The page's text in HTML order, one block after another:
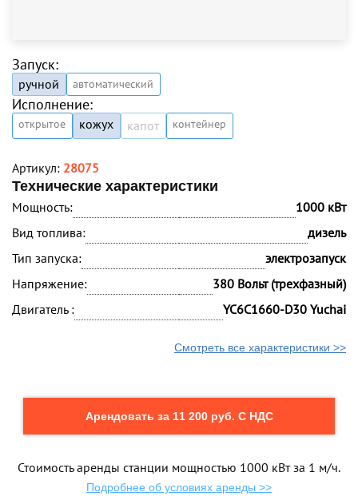
Запуск:
ручной автоматический
Исполнение:
открытое кожух капот контейнер
Артикул: 28075
Технические характеристики
Мощность:
1000 кВт
Вид топлива:
дизель
Тип запуска:
электрозапуск
Напряжение:
380 Вольт (трехфазный)
Двигатель :
YC6C1660-D30 Yuchai
Смотреть все характеристики >>
Арендовать за 11 200 руб. С НДС
Стоимость аренды станции мощностью 1000 кВт за 1 м/ч.
Подробнее об условиях аренды >>